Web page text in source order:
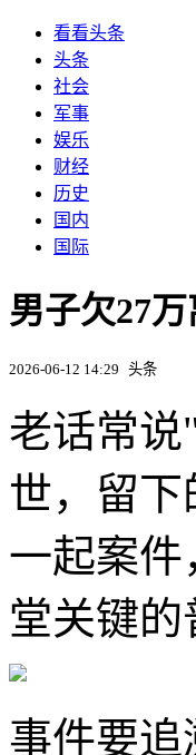
看看头条
头条
社会
军事
娱乐
财经
历史
国内
国际
男子欠27
2026-06-12 14:29 头条
老话常
世，留
一起案
堂关键的
事件要追